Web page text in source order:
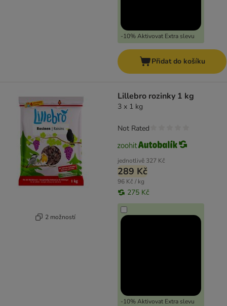
-10% Aktivovat Extra slevu
Přidat do košíku
2 možností
Lillebro rozinky 1 kg
3 x 1 kg
jednotlivě 327 Kč
289 Kč
96 Kč / kg
275 Kč
-10% Aktivovat Extra slevu
Not Rated